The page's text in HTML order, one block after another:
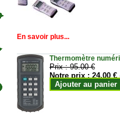
En savoir plus...
Thermomètre
Prix :95.00 €
Notre prix :24.00 €
Ajouter au panier